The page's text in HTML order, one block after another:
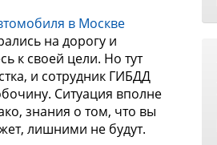
в Москве
на дорогу и
к своей цели. Но тут
и сотрудник ГИБДД
Ситуация вполне
знания о том, что вы
лишними не будут.